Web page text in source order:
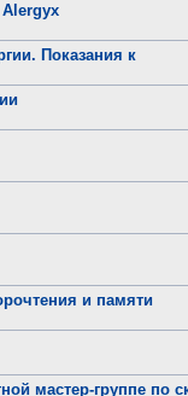
Alergyx
Показания к
и памяти
мастер-группе по